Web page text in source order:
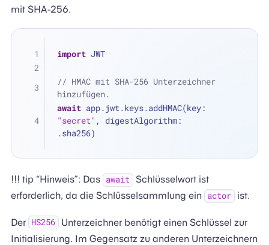
mit SHA-256.
import JWT
// HMAC mit SHA-256 Unterzeichner
hinzufügen.
await
"secret" , digestAlgorithm:
.sha256)
!!! tip “Hinweis”: Das await
Schlüsselwort ist
erforderlich, da die Schlüsselsammlung ein actor ist.
Der HS256
Unterzeichner benötigt einen Schlüssel zur
Initialisierung. Im Gegensatz zu anderen Unterzeichnern